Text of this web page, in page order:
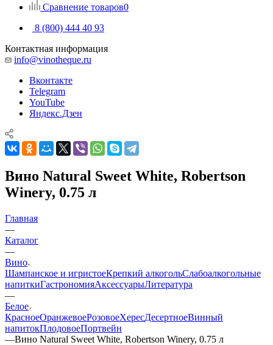
Сравнение товаров0
8 (800) 444 40 93
Контактная информация
info@vinotheque.ru
Вконтакте
Telegram
YouTube
Яндекс.Дзен
Вино Natural Sweet White, Robertson
Winery, 0.75 л
Главная
—
Каталог
—
Вино
Шампанское и игристоеКрепкий алкогольСлабоалкогольные
напиткиГастрономияАксессуарыЛитература
—
Белое
КрасноеОранжевоеРозовоеХересДесертноеВинный
напитокПлодовоеПортвейн
—Вино Natural Sweet White, Robertson Winery, 0.75 л